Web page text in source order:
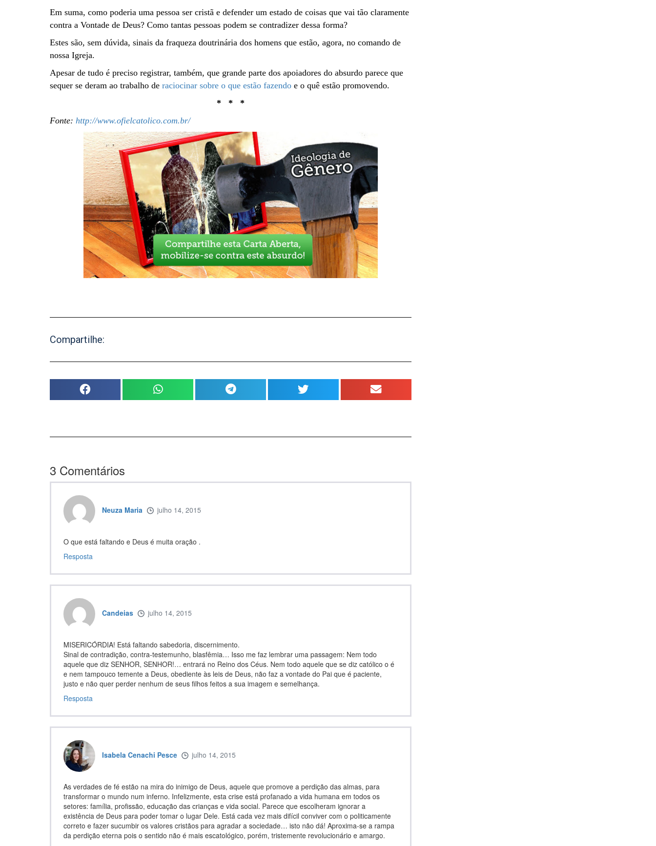
Em suma, como poderia uma pessoa ser cristã e defender um estado de coisas que vai tão claramente
contra a Vontade de Deus? Como tantas pessoas podem se contradizer dessa forma?
Estes são, sem dúvida, sinais da fraqueza doutrinária dos homens que estão, agora, no comando de
nossa Igreja.
Apesar de tudo é preciso registrar, também, que grande parte dos apoiadores do absurdo parece que
sequer se deram ao trabalho de raciocinar sobre o que estão fazendo e o quê estão promovendo.
* * *
Fonte: http://www.ofielcatolico.com.br/
Compartilhe:
3 Comentários
Neuza Maria julho 14, 2015
O que está faltando e Deus é muita oração .
Resposta
Candeias julho 14, 2015
MISERICÓRDIA! Está faltando sabedoria, discernimento.
Sinal de contradição, contra-testemunho, blasfêmia… Isso me faz lembrar uma passagem: Nem todo
aquele que diz SENHOR, SENHOR!… entrará no Reino dos Céus. Nem todo aquele que se diz católico o é
e nem tampouco temente a Deus, obediente às leis de Deus, não faz a vontade do Pai que é paciente,
justo e não quer perder nenhum de seus filhos feitos a sua imagem e semelhança.
Resposta
Isabela Cenachi Pesce julho 14, 2015
As verdades de fé estão na mira do inimigo de Deus, aquele que promove a perdição das almas, para
transformar o mundo num inferno. Infelizmente, esta crise está profanado a vida humana em todos os
setores: família, profissão, educação das crianças e vida social. Parece que escolheram ignorar a
existência de Deus para poder tomar o lugar Dele. Está cada vez mais difícil conviver com o politicamente
correto e fazer sucumbir os valores cristãos para agradar a sociedade… isto não dá! Aproxima-se a rampa
da perdição eterna pois o sentido não é mais escatológico, porém, tristemente revolucionário e amargo.